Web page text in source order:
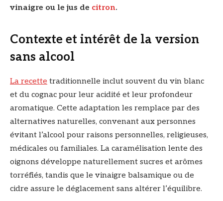
vinaigre ou le jus de citron.
Contexte et intérêt de la version
sans alcool
La recette traditionnelle inclut souvent du vin blanc
et du cognac pour leur acidité et leur profondeur
aromatique. Cette adaptation les remplace par des
alternatives naturelles, convenant aux personnes
évitant l’alcool pour raisons personnelles, religieuses,
médicales ou familiales. La caramélisation lente des
oignons développe naturellement sucres et arômes
torréfiés, tandis que le vinaigre balsamique ou de
cidre assure le déglacement sans altérer l’équilibre.